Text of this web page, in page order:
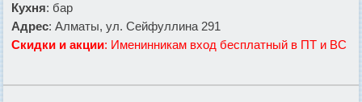
Кухня: бар
Адрес: Алматы, ул. Сейфуллина 291
Скидки и акции: Именинникам вход бесплатный в ПТ и ВС